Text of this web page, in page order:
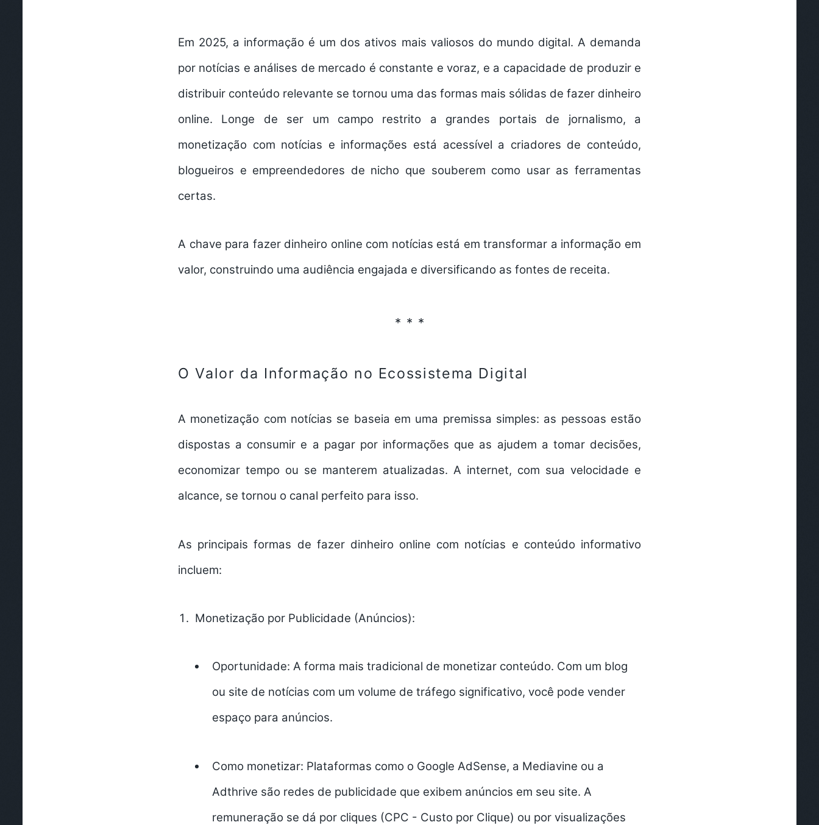
Em 2025, a informação é um dos ativos mais valiosos do mundo digital. A demanda
por notícias e análises de mercado é constante e voraz, e a capacidade de produzir e
distribuir conteúdo relevante se tornou uma das formas mais sólidas de fazer dinheiro
online. Longe de ser um campo restrito a grandes portais de jornalismo, a
monetização com notícias e informações está acessível a criadores de conteúdo,
blogueiros e empreendedores de nicho que souberem como usar as ferramentas
certas.
A chave para fazer dinheiro online com notícias está em transformar a informação em
valor, construindo uma audiência engajada e diversificando as fontes de receita.
O Valor da Informação no Ecossistema Digital
A monetização com notícias se baseia em uma premissa simples: as pessoas estão
dispostas a consumir e a pagar por informações que as ajudem a tomar decisões,
economizar tempo ou se manterem atualizadas. A internet, com sua velocidade e
alcance, se tornou o canal perfeito para isso.
As principais formas de fazer dinheiro online com notícias e conteúdo informativo
incluem:
Monetização por Publicidade (Anúncios):
Oportunidade: A forma mais tradicional de monetizar conteúdo. Com um blog
ou site de notícias com um volume de tráfego significativo, você pode vender
espaço para anúncios.
Como monetizar: Plataformas como o Google AdSense, a Mediavine ou a
Adthrive são redes de publicidade que exibem anúncios em seu site. A
remuneração se dá por cliques (CPC - Custo por Clique) ou por visualizações